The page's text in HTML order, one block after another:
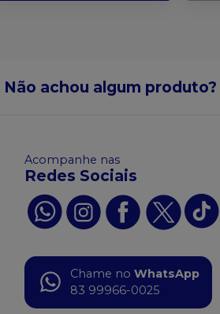
Não achou algum produto?
Acompanhe nas
Redes Sociais
Chame no WhatsApp
83 99966-0025